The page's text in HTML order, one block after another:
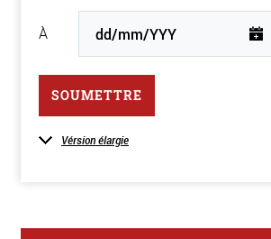
À
SOUMETTRE
Vérsion élargie